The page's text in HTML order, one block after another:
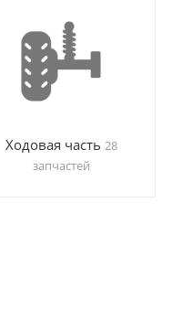
Ходовая часть 28
запчастей